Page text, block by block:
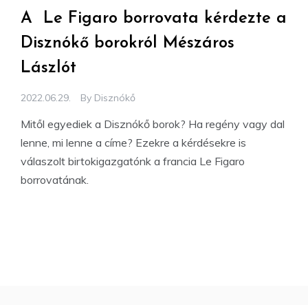
A Le Figaro borrovata kérdezte a
Disznókő borokról Mészáros
Lászlót
2022.06.29. By Disznókő
Mitől egyediek a Disznókő borok? Ha regény vagy dal
lenne, mi lenne a címe? Ezekre a kérdésekre is
válaszolt birtokigazgatónk a francia Le Figaro
borrovatának.